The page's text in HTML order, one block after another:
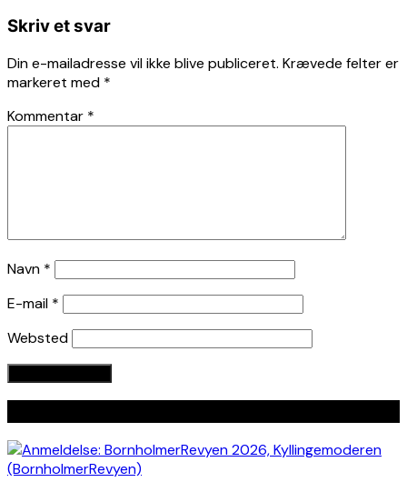
Skriv et svar
Din e-mailadresse vil ikke blive publiceret. Krævede felter er
markeret med *
Kommentar *
Navn *
E-mail *
Websted